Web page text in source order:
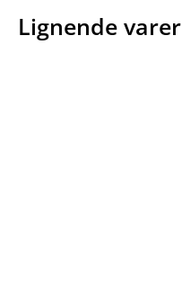
Lignende varer